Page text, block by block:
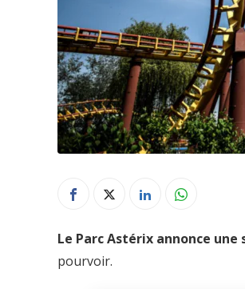
Le Parc Astérix annonce
pourvoir.